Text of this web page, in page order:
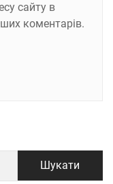
сайту в
коментарів.